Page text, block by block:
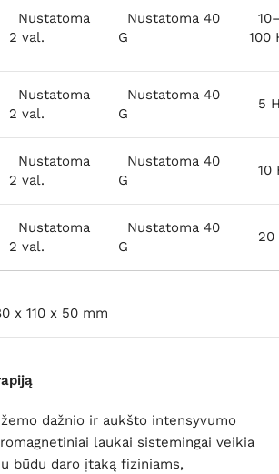
Nustatoma
2 val.
Nustatoma 40
G
100
Nustatoma
2 val.
Nustatoma 40
G
5
Nustatoma
2 val.
Nustatoma 40
G
10
Nustatoma
2 val.
Nustatoma 40
G
20
x 110 x 50 mm
dažnio ir aukšto intensyvumo
laukai sistemingai veikia
būdu daro įtaką fiziniams,